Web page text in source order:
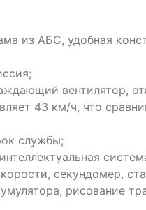
из АБС, удобная
вентилятор,
43 км/ч, что
службы;
секундомер,
рисование